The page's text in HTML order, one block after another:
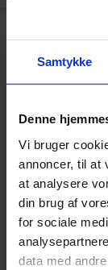
Samtykke
Denne
Vi bruger
annoncer, til at
at analysere
din brug af
for sociale
data med
Arkiv
IoT in the
ADHD og
skyldes